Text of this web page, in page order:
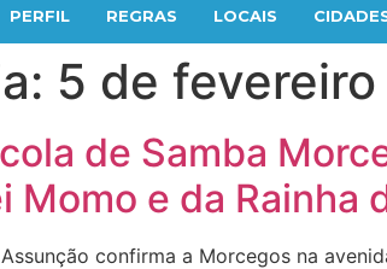
PERFIL REGRAS LOCAIS
5 de
de Samba
Momo e da Rainha
confirma a Morcegos na